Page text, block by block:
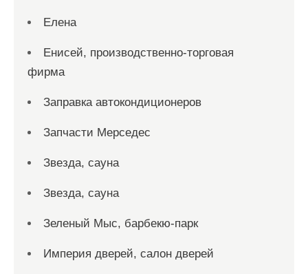
Елена
Енисей, производственно-торговая
фирма
Заправка автокондиционеров
Запчасти Мерседес
Звезда, сауна
Звезда, сауна
Зеленый Мыс, барбекю-парк
Империя дверей, салон дверей